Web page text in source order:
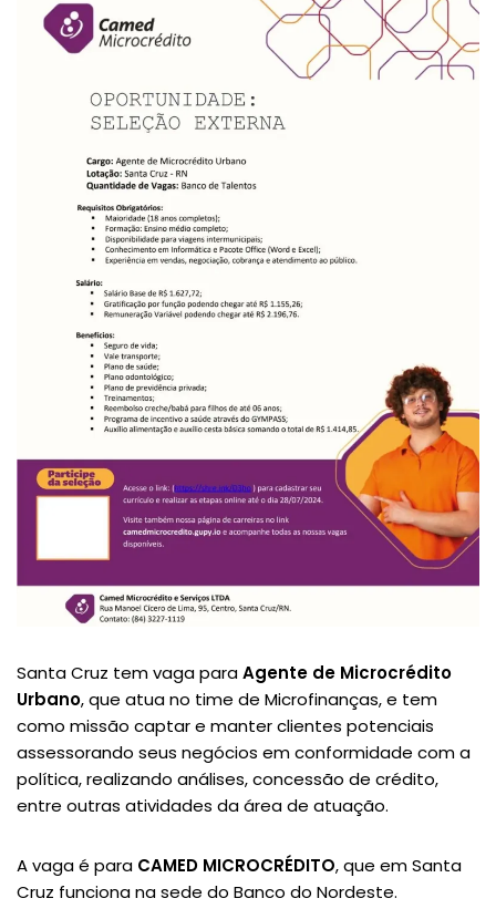
Santa Cruz tem vaga paraAgente de Microcrédito
Urbano, que atua no time de Microfinanças, e tem
como missão captar e manter clientes potenciais
assessorando seus negócios em conformidade com a
política, realizando análises, concessão de crédito,
entre outras atividades da área de atuação.
A vaga é para CAMED MICROCRÉDITO, que em Santa
Cruz funciona na sede do Banco do Nordeste.